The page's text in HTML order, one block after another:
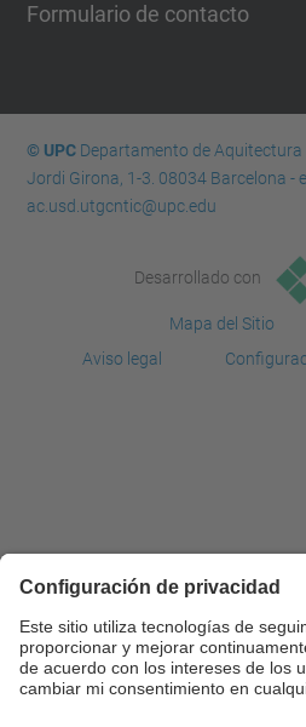
Formulario de contacto
© UPCDepartamento de Aquitectura
Jordi Girona, 1-3. 08034 Barcelona -
ac.usd.utgcntic@upc.edu
Desarrollado con
Mapa del Sitio
Aviso legal